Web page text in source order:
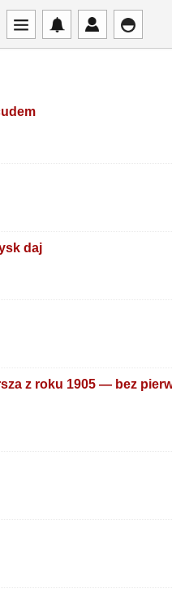
daj
z roku 1905 — bez